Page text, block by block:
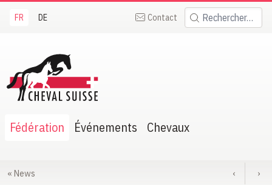
FR DE Contact Rechercher:
Suisse
Fédération Événements Chevaux
« News ‹ ›